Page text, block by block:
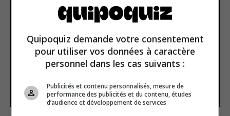
newsletter
Email address
SUBSCRIBE
Quipoquiz demande votre consentement
pour utiliser vos données à caractère
personnel dans les cas suivants :
Publicités et contenu personnalisés, mesure de
performance des publicités et du contenu, études
d’audience et développement de services